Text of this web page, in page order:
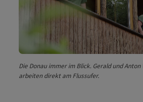
Die Donau immer im Blick. Gerald und
arbeiten direkt am Flussufer.